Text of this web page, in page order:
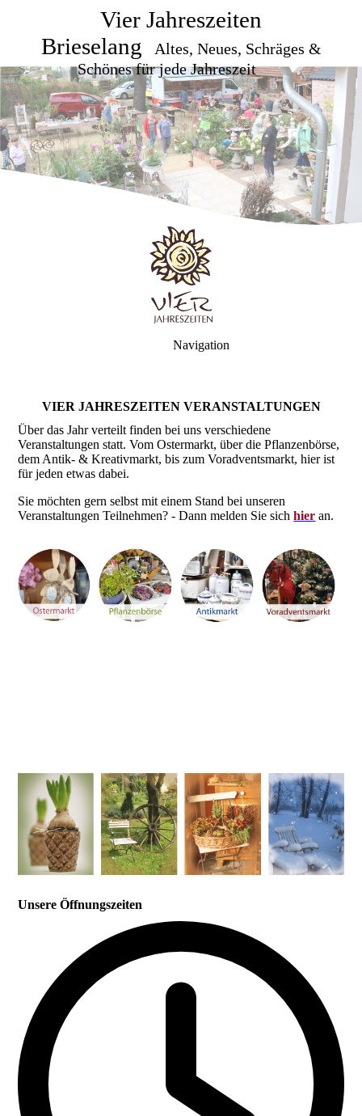
Vier Jahreszeiten
Brieselang
Altes, Neues, Schräges &
Schönes für jede Jahreszeit
Navigation
VIER JAHRESZEITEN VERANSTALTUNGEN
Über das Jahr verteilt finden bei uns verschiedene
Veranstaltungen statt. Vom Ostermarkt, über die Pflanzenbörse,
dem Antik- & Kreativmarkt, bis zum Voradventsmarkt, hier ist
für jeden etwas dabei.
Sie möchten gern selbst mit einem Stand bei unseren
Veranstaltungen Teilnehmen? - Dann melden Sie sichhier an.
Unsere Öffnungszeiten